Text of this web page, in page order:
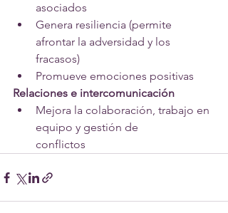
asociados
Genera resiliencia (permite
afrontar la adversidad y los
fracasos)
Promueve emociones positivas
Relaciones e intercomunicación
Mejora la colaboración, trabajo en
equipo y gestión de
conflictos